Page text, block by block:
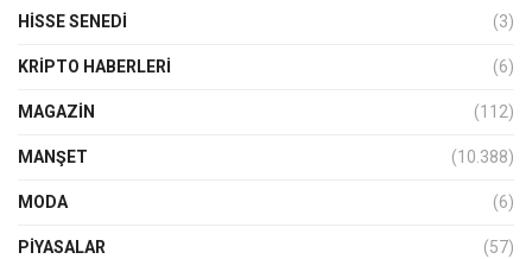
HISSE SENEDI (3)
KRIPTO HABERLERI (6)
MAGAZİN (112)
MANŞET (10.388)
MODA (6)
PIYASALAR (57)